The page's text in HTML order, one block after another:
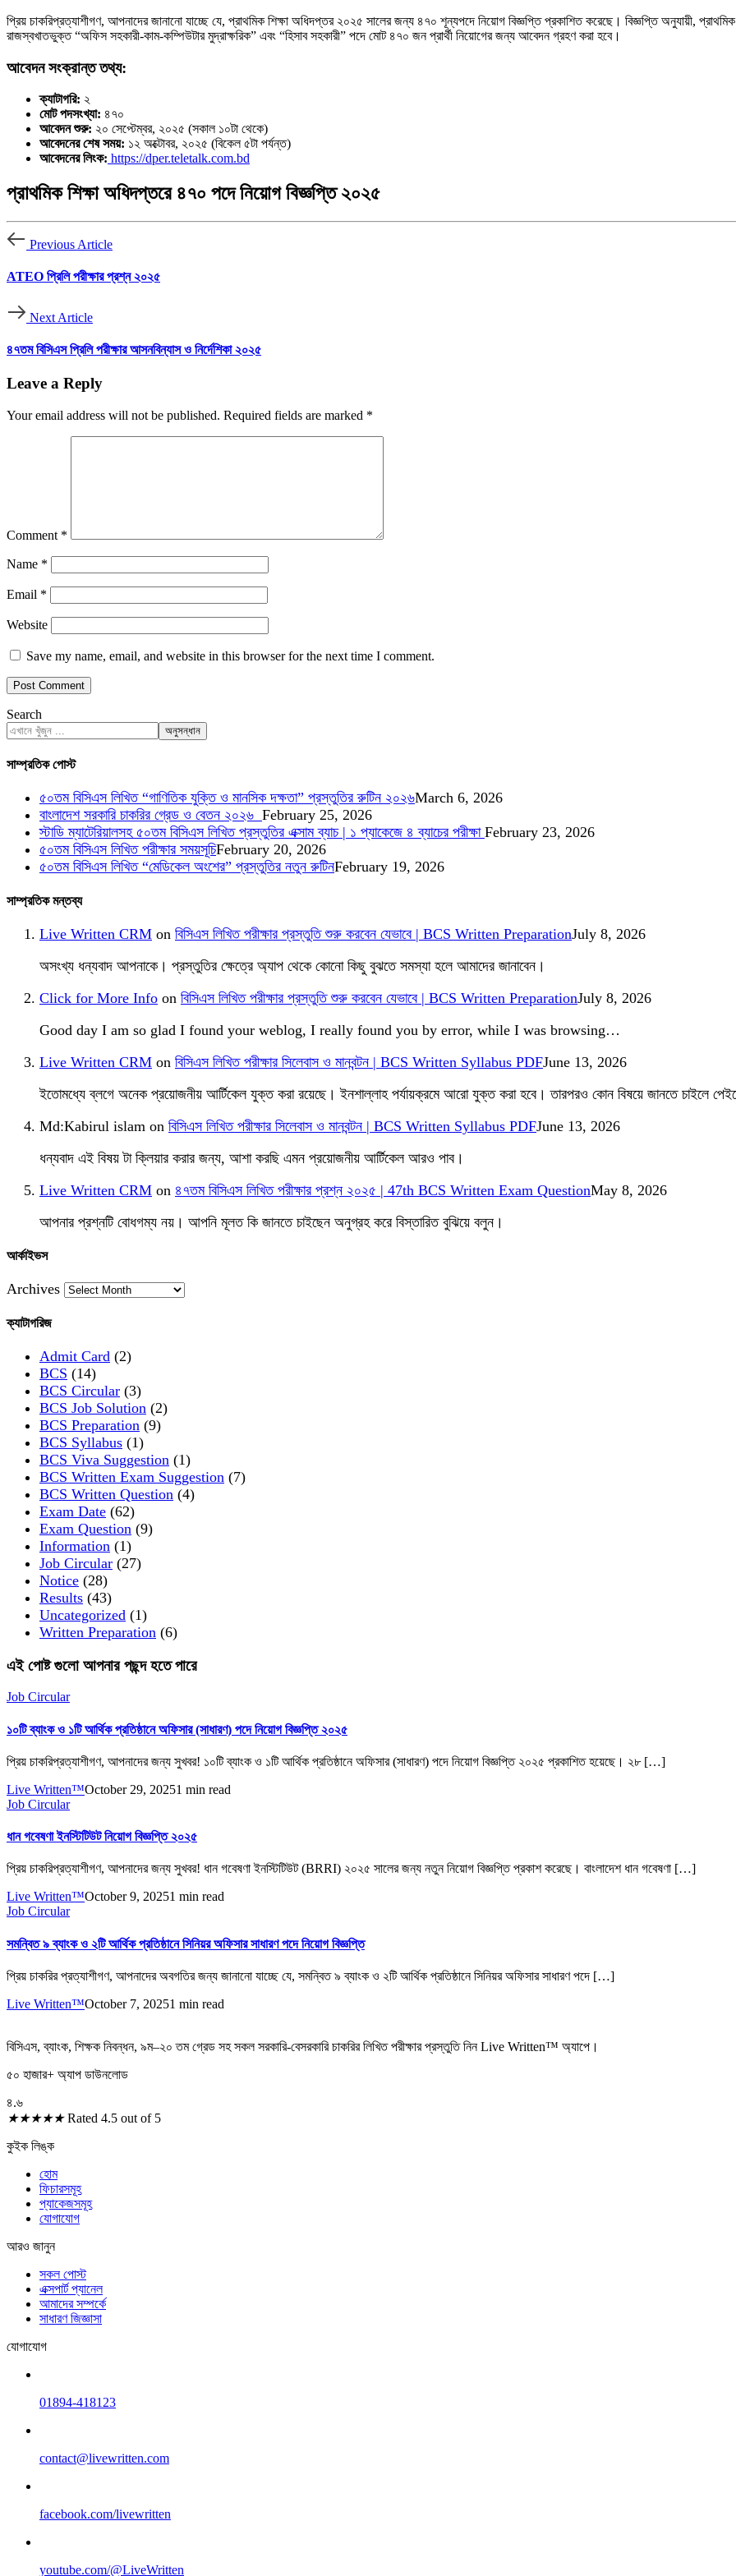
প্রিয় চাকরিপ্রত্যাশীগণ, আপনাদের জানানো যাচ্ছে যে, প্রাথমিক শিক্ষা অধিদপ্তর ২০২৫ সালের জন্য ৪৭০ শূন্যপদে নিয়োগ বিজ্ঞপ্তি প্রকাশিত করেছে। বিজ্ঞপ্তি অনুযায়ী,
রাজস্বখাতভুক্ত “অফিস সহকারী-কাম-কম্পিউটার মুদ্রাক্ষরিক” এবং “হিসাব সহকারী” পদে মোট ৪৭০ জন প্রার্থী নিয়োগের জন্য আবেদন গ্রহণ করা হবে।
আবেদন সংক্রান্ত তথ্য:
ক্যাটাগরি: ২
মোট পদসংখ্যা: ৪৭০
আবেদন শুরু: ২০ সেপ্টেম্বর, ২০২৫ (সকাল ১০টা থেকে)
আবেদনের শেষ সময়: ১২ অক্টোবর, ২০২৫ (বিকেল ৫টা পর্যন্ত)
আবেদনের লিংক: https://dper.teletalk.com.bd
প্রাথমিক শিক্ষা অধিদপ্তরে ৪৭০ পদে নিয়োগ বিজ্ঞপ্তি ২০২৫
Previous Article
ATEO প্রিলি পরীক্ষার প্রশ্ন ২০২৫
Next Article
৪৭তম বিসিএস প্রিলি পরীক্ষার আসনবিন্যাস ও নির্দেশিকা ২০২৫
Leave a Reply
Your email address will not be published. Required fields are marked *
Comment *
Name *
Email *
Website
Save my name, email, and website in this browser for the next time I comment.
Search
অনুসন্ধান
সাম্প্রতিক পোস্ট
৫০তম বিসিএস লিখিত “গাণিতিক যুক্তি ও মানসিক দক্ষতা” প্রস্তুতির রুটিন ২০২৬March 6, 2026
বাংলাদেশ সরকারি চাকরির গ্রেড ও বেতন ২০২৬ February 25, 2026
স্টাডি ম্যাটেরিয়ালসহ ৫০তম বিসিএস লিখিত প্রস্তুতির এক্সাম ব্যাচ | ১ প্যাকেজে ৪ ব্যাচের পরীক্ষা February 23, 2026
৫০তম বিসিএস লিখিত পরীক্ষার সময়সূচিFebruary 20, 2026
৫০তম বিসিএস লিখিত “মেডিকেল অংশের” প্রস্তুতির নতুন রুটিনFebruary 19, 2026
সাম্প্রতিক মন্তব্য
Live Written CRM on বিসিএস লিখিত পরীক্ষার প্রস্তুতি শুরু করবেন যেভাবে | BCS Written PreparationJuly 8, 2026
অসংখ্য ধন্যবাদ আপনাকে। প্রস্তুতির ক্ষেত্রে অ্যাপ থেকে কোনো কিছু বুঝতে সমস্যা হলে আমাদের জানাবেন।
Click for More Info on বিসিএস লিখিত পরীক্ষার প্রস্তুতি শুরু করবেন যেভাবে | BCS Written PreparationJuly 8, 2026
Good day I am so glad I found your weblog, I really found you by error, while I was browsing…
Live Written CRM on বিসিএস লিখিত পরীক্ষার সিলেবাস ও মানবন্টন | BCS Written Syllabus PDFJune 13, 2026
ইতোমধ্যে ব্লগে অনেক প্রয়োজনীয় আর্টিকেল যুক্ত করা রয়েছে। ইনশাল্লাহ পর্যায়ক্রমে আরো যুক্ত করা হবে। তারপরও কোন বিষয়ে জানতে চাইলে
Md:Kabirul islam on বিসিএস লিখিত পরীক্ষার সিলেবাস ও মানবন্টন | BCS Written Syllabus PDFJune 13, 2026
ধন্যবাদ এই বিষয় টা ক্লিয়ার করার জন্য, আশা করছি এমন প্রয়োজনীয় আর্টিকেল আরও পাব।
Live Written CRM on ৪৭তম বিসিএস লিখিত পরীক্ষার প্রশ্ন ২০২৫ | 47th BCS Written Exam QuestionMay 8, 2026
আপনার প্রশ্নটি বোধগম্য নয়। আপনি মূলত কি জানতে চাইছেন অনুগ্রহ করে বিস্তারিত বুঝিয়ে বলুন।
আর্কাইভস
Archives
ক্যাটাগরিজ
Admit Card (2)
BCS (14)
BCS Circular (3)
BCS Job Solution (2)
BCS Preparation (9)
BCS Syllabus (1)
BCS Viva Suggestion (1)
BCS Written Exam Suggestion (7)
BCS Written Question (4)
Exam Date (62)
Exam Question (9)
Information (1)
Job Circular (27)
Notice (28)
Results (43)
Uncategorized (1)
Written Preparation (6)
এই পোষ্ট গুলো আপনার পছন্দ হতে পারে
Job Circular
১০টি ব্যাংক ও ১টি আর্থিক প্রতিষ্ঠানে অফিসার (সাধারণ) পদে নিয়োগ বিজ্ঞপ্তি ২০২৫
প্রিয় চাকরিপ্রত্যাশীগণ, আপনাদের জন্য সুখবর! ১০টি ব্যাংক ও ১টি আর্থিক প্রতিষ্ঠানে অফিসার (সাধারণ) পদে নিয়োগ বিজ্ঞপ্তি ২০২৫ প্রকাশিত হয়েছে। ২৮ […]
Live Written™October 29, 20251 min read
Job Circular
ধান গবেষণা ইনস্টিটিউট নিয়োগ বিজ্ঞপ্তি ২০২৫
প্রিয় চাকরিপ্রত্যাশীগণ, আপনাদের জন্য সুখবর! ধান গবেষণা ইনস্টিটিউট (BRRI) ২০২৫ সালের জন্য নতুন নিয়োগ বিজ্ঞপ্তি প্রকাশ করেছে। বাংলাদেশ ধান গবেষণা […]
Live Written™October 9, 20251 min read
Job Circular
সমন্বিত ৯ ব্যাংক ও ২টি আর্থিক প্রতিষ্ঠানে সিনিয়র অফিসার সাধারণ পদে নিয়োগ বিজ্ঞপ্তি
প্রিয় চাকরির প্রত্যাশীগণ, আপনাদের অবগতির জন্য জানানো যাচ্ছে যে, সমন্বিত ৯ ব্যাংক ও ২টি আর্থিক প্রতিষ্ঠানে সিনিয়র অফিসার সাধারণ পদে […]
Live Written™October 7, 20251 min read
বিসিএস,ব্যাংক, শিক্ষক নিবন্ধন, ৯ম–২০ তম গ্রেড সহ সকল সরকারি-বেসরকারি চাকরির লিখিত পরীক্ষার প্রস্তুতি নিন Live Written™ অ্যাপে।
৫০ হাজার+ অ্যাপ ডাউনলোড
৪.৬
★★★★★ Rated 4.5 out of 5
কুইক লিঙ্ক
হোম
ফিচারসমূহ
প্যাকেজসমূহ
যোগাযোগ
আরও জানুন
সকল পোস্ট
এক্সপার্ট প্যানেল
আমাদের সম্পর্কে
সাধারণ জিজ্ঞাসা
যোগাযোগ
01894-418123
contact@livewritten.com
facebook.com/livewritten
youtube.com/@LiveWritten